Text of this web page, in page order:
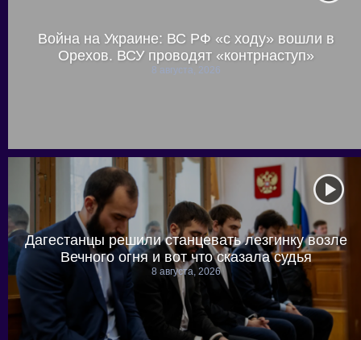
Война на Украине: ВС РФ «с ходу» вошли в
Орехов. ВСУ проводят «контрнаступ»
8 августа, 2026
Дагестанцы решили станцевать лезгинку возле
Вечного огня и вот что сказала судья
8 августа, 2026